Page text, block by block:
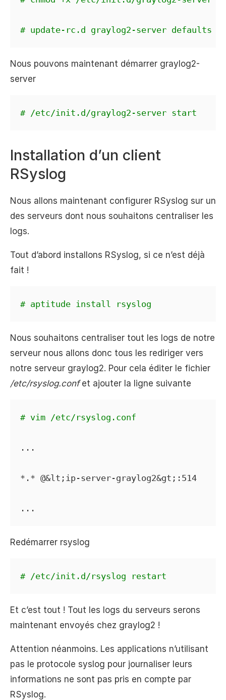
# update-rc.d graylog2-server defaults
Nous pouvons maintenant démarrer graylog2-
server
# /etc/init.d/graylog2-server start
Installation d’un client
RSyslog
Nous allons maintenant configurer RSyslog sur un
des serveurs dont nous souhaitons centraliser les
logs.
Tout d’abord installons RSyslog, si ce n’est déjà
fait !
# aptitude install rsyslog
Nous souhaitons centraliser tout les logs de notre
serveur nous allons donc tous les rediriger vers
notre serveur graylog2. Pour cela éditer le fichier
/etc/rsyslog.confet ajouter la ligne suivante
# vim /etc/rsyslog.conf
...
*.* @&lt;ip-server-graylog2&gt;:514
...
Redémarrer rsyslog
# /etc/init.d/rsyslog restart
Et c’est tout ! Tout les logs du serveurs serons
maintenant envoyés chez graylog2 !
Attention néanmoins. Les applications n’utilisant
pas le protocole syslog pour journaliser leurs
informations ne sont pas pris en compte par
RSyslog.